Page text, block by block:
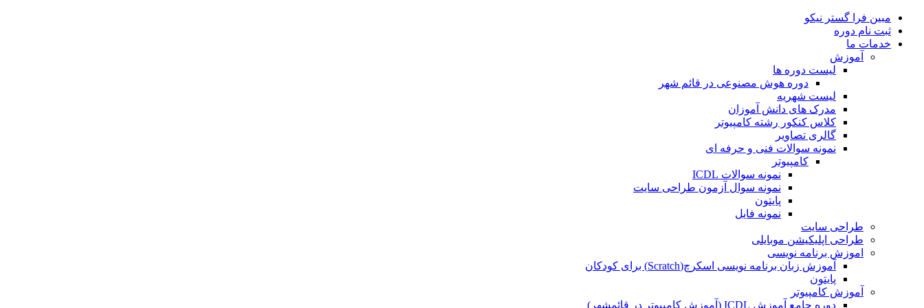
مبین فرا گستر نیکو
ثبت نام دوره
خدمات ما
آموزش
لیست دوره ها
دوره هوش مصنوعی در قائم شهر
لیست شهریه
مدرک های دانش آموزان
کلاس کنکور رشته کامپیوتر
گالری تصاویر
نمونه سوالات فنی و حرفه ای
کامپیوتر
نمونه سوالات ICDL
نمونه سوال آزمون طراحی سایت
پایتون
نمونه فایل
طراحی سایت
طراحی اپلیکیشن موبایلی
اموزش برنامه نویسی
آموزش زبان برنامه نویسی اسکرچ(Scratch) برای کودکان
پایتون
آموزش کامپیوتر
دوره جامع آموزش ICDL (آموزش کامپیوتر در قائمشهر)